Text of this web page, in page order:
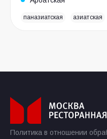
паназиатская азиатская
Политика в отношении